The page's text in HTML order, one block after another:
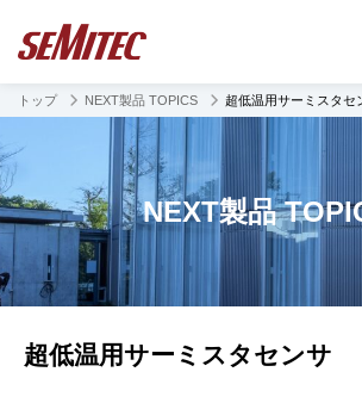
トップ NEXT製品 TOPICS 超低温用サーミスタセ
NEXT製品
超低温用サーミスタセンサ